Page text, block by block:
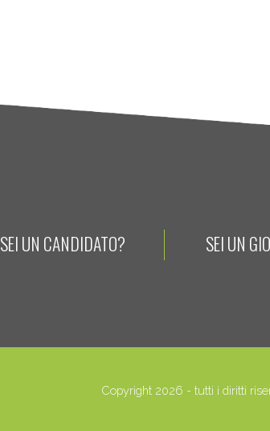
SEI UN CANDIDATO? SEI UN
Copyright 2026 - tutti i diritti